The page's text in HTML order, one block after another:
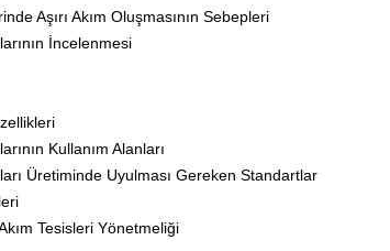
Aşırı Akım Oluşmasının Sebepleri
İncelenmesi
Kullanım Alanları
Üretiminde Uyulması Gereken Standartlar
Tesisleri Yönetmeliği